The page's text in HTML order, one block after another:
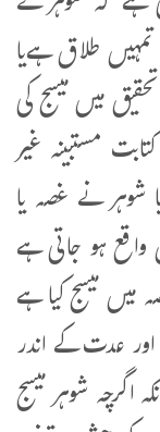
طلاق ہےیا
میں میسج کی
مستبینہ غیر
نے غصہ یا
ہو جاتی ہے
میسج کیا ہے
عدت کے اندر
اگرچہ شوہر میسج